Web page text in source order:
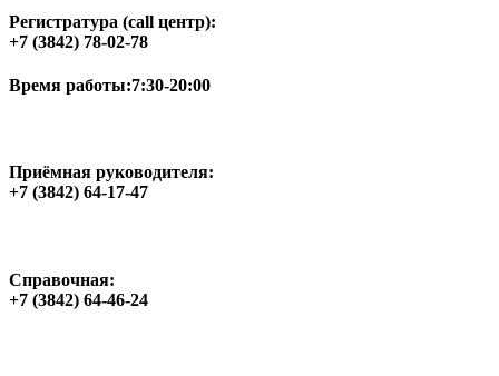
Регистратура (call центр):
+7 (3842) 78-02-78
Время работы:7:30-20:00
Приёмная руководителя:
+7 (3842) 64-17-47
Справочная:
+7 (3842) 64-46-24